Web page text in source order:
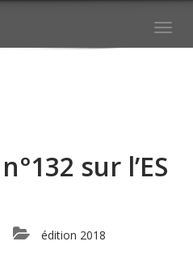
sur l’ES
édition 2018